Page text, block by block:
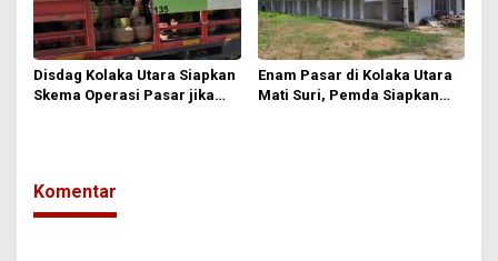
Disdag Kolaka Utara Siapkan
Skema Operasi Pasar jika
Enam Pasar di Kolaka Utara
Mati Suri, Pemda Siapkan
Komentar